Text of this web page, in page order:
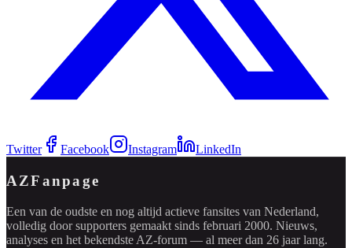
Twitter Facebook Instagram LinkedIn
AZFanpage
Een van de oudste en nog altijd actieve fansites van Nederland,
volledig door supporters gemaakt sinds februari 2000. Nieuws,
analyses en het bekendste AZ-forum — al meer dan 26 jaar lang.